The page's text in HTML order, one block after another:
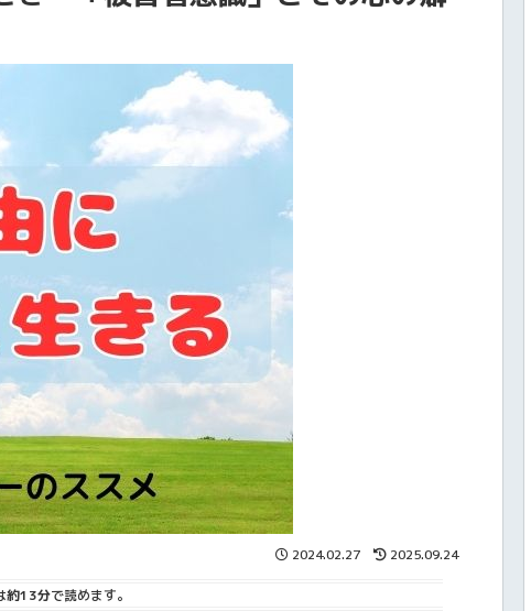
2024.02.27 2025.09.24
約13分で読めます。